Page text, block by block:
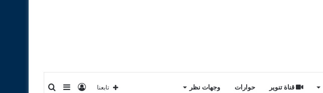
قناة تنوير حوارات وجهات نظر إضافةتسجيل تابعنا